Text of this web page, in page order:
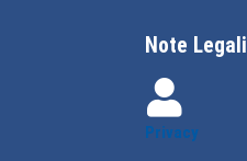
Note Legali
Privacy